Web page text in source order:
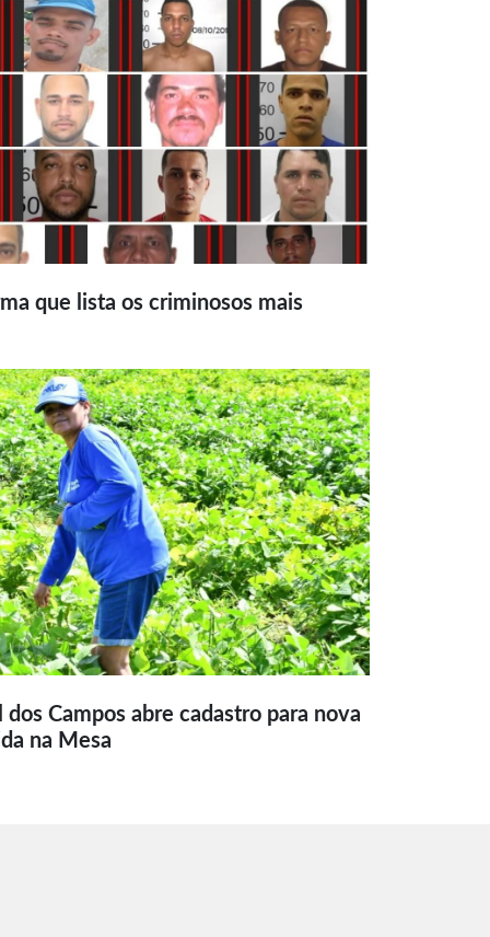
que lista os criminosos mais
Campos abre cadastro para nova
na Mesa